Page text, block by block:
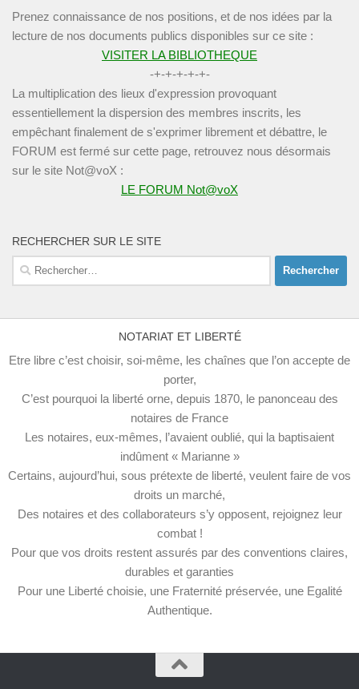
Prenez connaissance de nos positions, et de nos idées par la
lecture de nos documents publics disponibles sur ce site :
VISITER LA BIBLIOTHEQUE
-+-+-+-+-+-
La multiplication des lieux d'expression provoquant
essentiellement la dispersion des membres inscrits, les
empêchant finalement de s'exprimer librement et débattre, le
FORUM est fermé sur cette page, retrouvez nous désormais
sur le site Not@voX :
LE FORUM Not@voX
RECHERCHER SUR LE SITE
Rechercher :
NOTARIAT ET LIBERTÉ
Etre libre c’est choisir, soi-même, les chaînes que l’on accepte de
porter,
C’est pourquoi la liberté orne, depuis 1870, le panonceau des
notaires de France
Les notaires, eux-mêmes, l’avaient oublié, qui la baptisaient
indûment « Marianne »
Certains, aujourd’hui, sous prétexte de liberté, veulent faire de vos
droits un marché,
Des notaires et des collaborateurs s’y opposent, rejoignez leur
combat !
Pour que vos droits restent assurés par des conventions claires,
durables et garanties
Pour une Liberté choisie, une Fraternité préservée, une Egalité
Authentique.